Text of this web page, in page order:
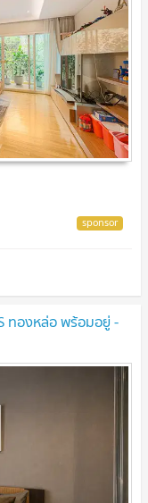
ทองหล่อ พร้อมอยู่ -